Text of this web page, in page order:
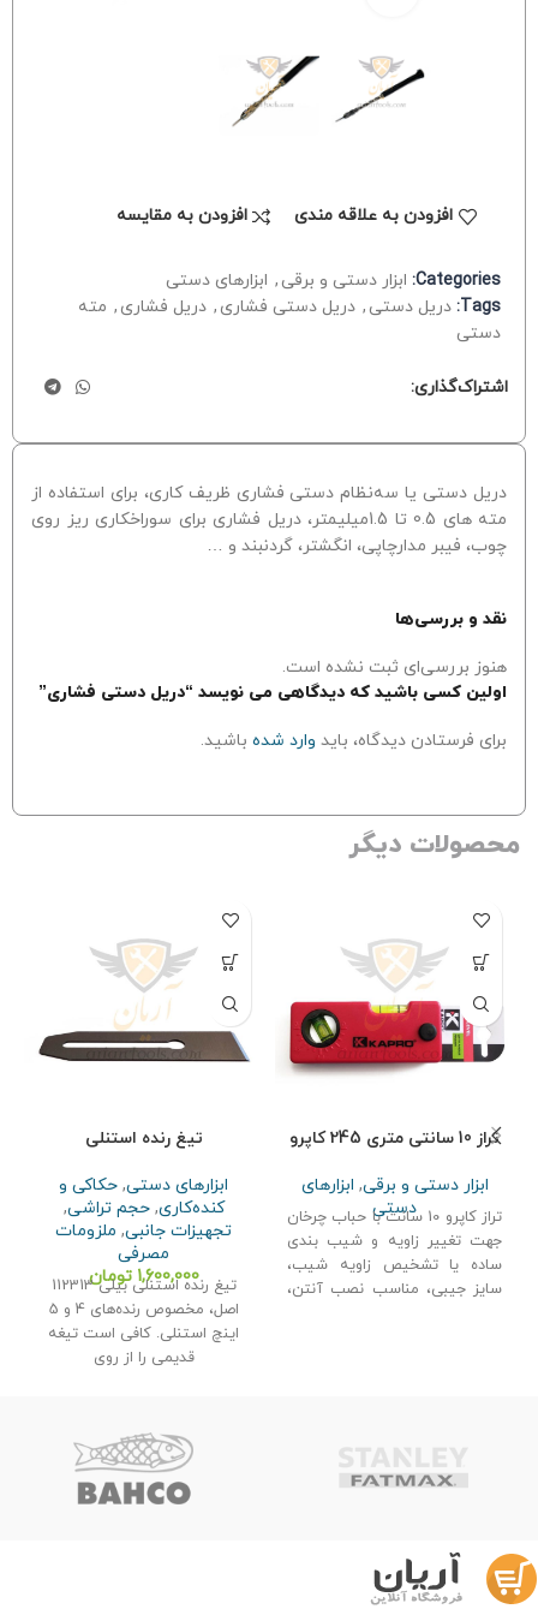
افزودن به علاقه مندی افزودن به مقایسه
Categories: ابزار دستی و برقی , ابزارهای دستی
Tags: دریل دستی , دریل دستی فشاری , دریل فشاری , مته
دستی
اشتراک‌گذاری:
دریل دستی یا سه‌نظام دستی فشاری ظریف کاری، برای استفاده از
مته های 0.5 تا 1.5میلیمتر، دریل فشاری برای سوراخکاری ریز روی
چوب، فیبر مدارچاپی، انگشتر، گردنبند و …
نقد و بررسی‌ها
هنوز بررسی‌ای ثبت نشده است.
اولین کسی باشید که دیدگاهی می نویسد “دریل دستی فشاری”
برای فرستادن دیدگاه، باید وارد شده باشید.
محصولات دیگر
تراز 10 سانتی متری 245 کاپرو
ابزار دستی و برقی, ابزارهای
دستی
تراز کاپرو 10 سانت با حباب چرخان
جهت تغییر زاویه و شیب بندی
ساده یا تشخیص زاویه شیب،
سایز جیبی، مناسب نصب آنتن،
تیغ رنده استنلی
ابزارهای دستی, حکاکی و
کنده‌کاری,حجم تراشی,
تجهیزات جانبی, ملزومات
مصرفی
1,600,000 تومانتیغ رنده استنلی بیلی 112313
اصل، مخصوص رنده‌های 4 و 5
اینچ استنلی. کافی است تیغه
قدیمی را از روی